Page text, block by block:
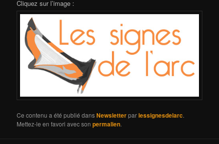
Cliquez sur l’image :
Ce contenu a été publié dansNewsletterparlessignesdelarc.
Mettez-le en favori avec sonpermalien.